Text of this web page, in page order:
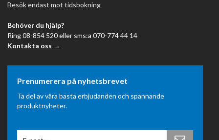
Besök endast mot tidsbokning
Behöver du hjälp?
Ring 08-854 520 eller sms:a 070-774 44 14
Kontakta oss →
Prenumerera på nyhetsbrevet
Ta del av våra bästa erbjudanden och spännande
produktnyheter.